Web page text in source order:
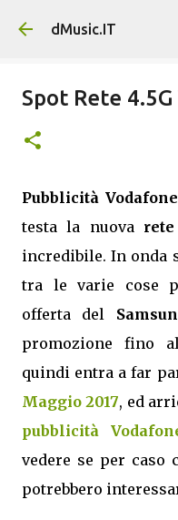
Passa ai
dMusic.IT
Spot Rete
Pubblicità Vodafone
testa la nuova
incredibile. In onda
tra le varie cose
offerta del
promozione fino
quindi entra a far
Maggio 2017, ed
pubblicità
vedere se per
potrebbero